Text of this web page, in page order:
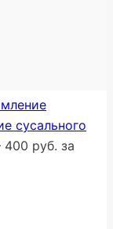
сусального
400 руб. за